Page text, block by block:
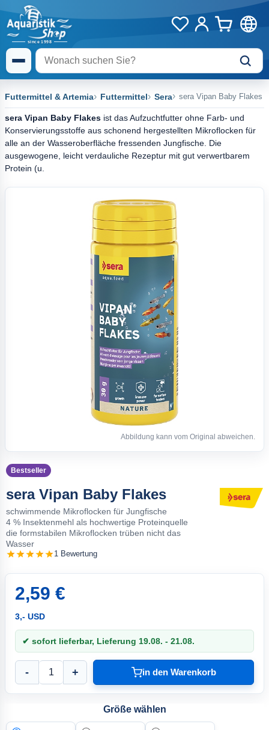
Futtermittel & Artemia Futtermittel Sera sera Vipan Baby Flakes
sera Vipan Baby Flakes ist das Aufzuchtfutter ohne Farb- und
Konservierungsstoffe aus schonend hergestellten Mikroflocken für
alle an der Wasseroberfläche fressenden Jungfische. Die
ausgewogene, leicht verdauliche Rezeptur mit gut verwertbarem
Protein (u.
Abbildung kann vom Original abweichen.
Bestseller
sera Vipan Baby Flakes
schwimmende Mikroflocken für Jungfische
4 % Insektenmehl als hochwertige Proteinquelle
die formstabilen Mikroflocken trüben nicht das
Wasser
1 Bewertung
2,59 €
3,- USD
✔ sofort lieferbar, Lieferung 19.08. - 21.08.
- + in den Warenkorb
Größe wählen